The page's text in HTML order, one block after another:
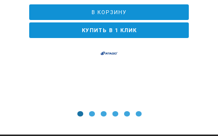
В КОРЗИНУ
КУПИТЬ В 1 КЛИК